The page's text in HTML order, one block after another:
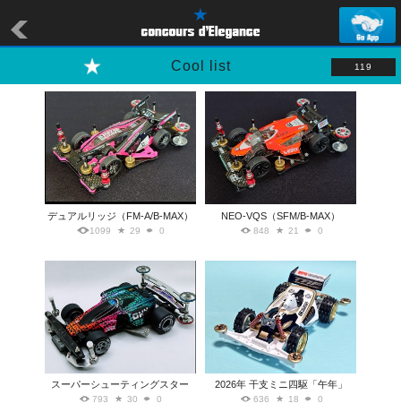
Cool list 119
デュアルリッジ（FM-A/B-MAX）
1099 29 0
NEO-VQS（SFM/B-MAX）
848 21 0
スーパーシューティングスター
793 30 0
2026年 干支ミニ四駆「午年」
636 18 0